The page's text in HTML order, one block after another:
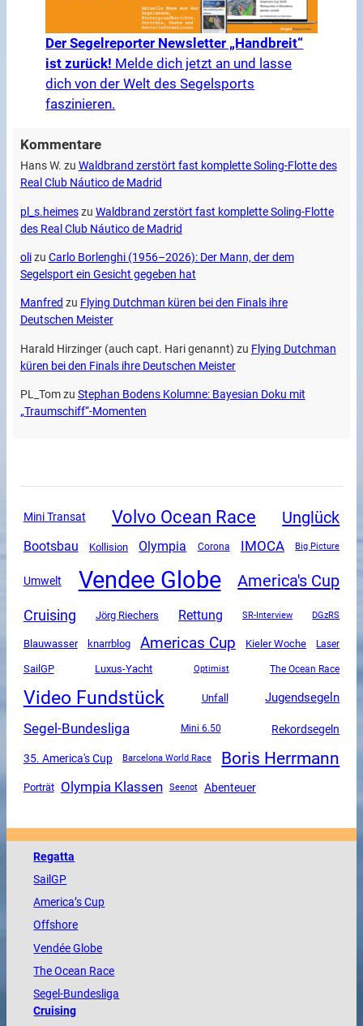
Der Segelreporter Newsletter „Handbreit“
ist zurück! Melde dich jetzt an und lasse
dich von der Welt des Segelsports
faszinieren.
Kommentare
Hans W. zu Waldbrand zerstört fast komplette Soling-Flotte des
Real Club Náutico de Madrid
pl_s.heimeszu Waldbrand zerstört fast komplette Soling-Flotte
des Real Club Náutico de Madrid
olizu Carlo Borlenghi (1956–2026): Der Mann, der dem
Segelsport ein Gesicht gegeben hat
Manfred zu Flying Dutchman küren bei den Finals ihre
Deutschen Meister
Harald Hirzinger (auch capt. Hari genannt) zu Flying Dutchman
küren bei den Finals ihre Deutschen Meister
PL_Tomzu Stephan Bodens Kolumne: Bayesian Doku mit
„Traumschiff“-Momenten
Mini Transat Volvo Ocean Race Unglück
Bootsbau Kollision Olympia Corona IMOCA Big Picture
Umwelt Vendee Globe America's Cup
Cruising Jörg Riechers Rettung SR-Interview DGzRS
Blauwasser knarrblog Americas Cup Kieler Woche Laser
SailGP Luxus-Yacht Optimist The Ocean Race
Video Fundstück Unfall Jugendsegeln
Segel-Bundesliga Mini 6.50 Rekordsegeln
35. America's Cup Barcelona World Race Boris Herrmann
Porträt Olympia Klassen Seenot Abenteuer
Regatta
SailGP
America’s Cup
Offshore
VendéeGlobe
TheOcean Race
Segel-Bundesliga
Cruising